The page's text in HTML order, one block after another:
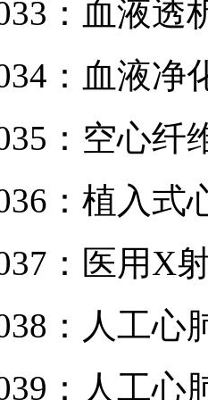
：血液透
：血液净
：空心纤
：植入式
：医用X
：人工心
：人工心